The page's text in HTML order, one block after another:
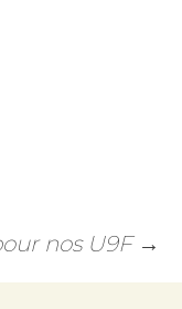
nos U9F →